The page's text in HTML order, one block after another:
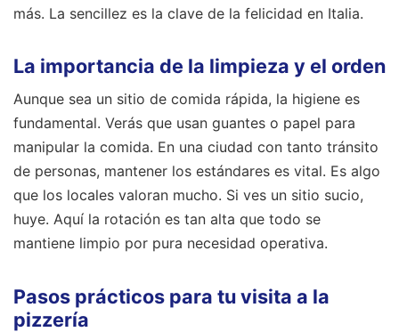
más. La sencillez es la clave de la felicidad en Italia.
La importancia de la limpieza y el orden
Aunque sea un sitio de comida rápida, la higiene es
fundamental. Verás que usan guantes o papel para
manipular la comida. En una ciudad con tanto tránsito
de personas, mantener los estándares es vital. Es algo
que los locales valoran mucho. Si ves un sitio sucio,
huye. Aquí la rotación es tan alta que todo se
mantiene limpio por pura necesidad operativa.
Pasos prácticos para tu visita a la
pizzería